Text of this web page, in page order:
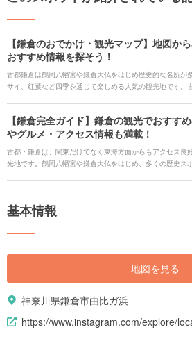
【鎌倉のおでかけ・観光マップ】地図か
おすすめ情報を探そう！
古都鎌倉は鶴岡八幡宮や鎌倉大仏をはじめ歴史的な名所が
サイ、紅葉など四季を通じて楽しめる人気の観光地です。
みましょう。
【鎌倉完全ガイド】鎌倉の観光でおすす
やグルメ・アクセス情報も満載！
古都・鎌倉は、関東だけでなく東海方面からもアクセス良
光地です。鶴岡八幡宮や鎌倉大仏をはじめ、多くの歴史ス
まったり、ということはありませんか？ そこで今回は、鎌
報、グルメの人気店や、移動手段などを詳しくご紹介しま
基本情報
地図を見る
神奈川県鎌倉市由比ガ浜
https://www.instagram.com/explore/